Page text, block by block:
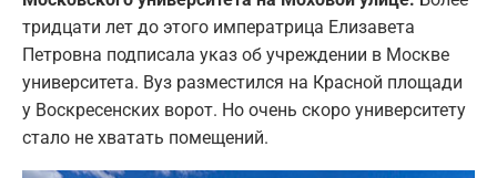
тридцати лет до этого императрица Елизавета
Петровна подписала указ об учреждении в Москве
университета. Вуз разместился на Красной площади
у Воскресенских ворот. Но очень скоро университету
стало не хватать помещений.